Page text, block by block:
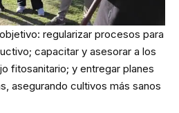
regularizar procesos para
capacitar y asesorar a los
fitosanitario; y entregar planes
asegurando cultivos más sanos